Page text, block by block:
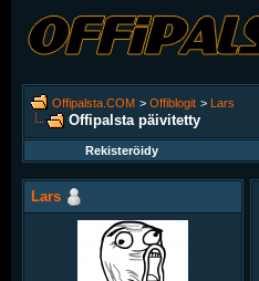
Offipalsta.COM > Offiblogit > Lars
Offipalsta päivitetty
Rekisteröidy
Lars